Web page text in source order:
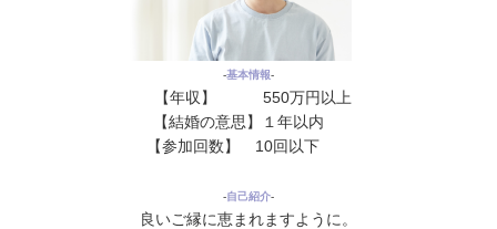
‐基本情報‐
【年収】 550万円以上
【結婚の意思】１年以内
【参加回数】 10回以下
‐自己紹介‐
良いご縁に恵まれますように。